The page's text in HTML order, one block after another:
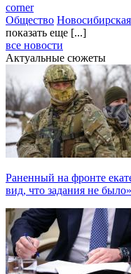
corner
Общество
показать еще [...]
все новости
Актуальные сюжеты
Раненный на фронте
вид, что задания не было»